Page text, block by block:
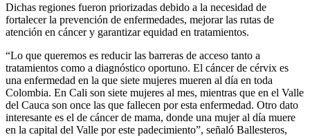
Dichas regiones fueron priorizadas debido a la necesidad de
fortalecer la prevención de enfermedades, mejorar las rutas de
atención en cáncer y garantizar equidad en tratamientos.
“Lo que queremos es reducir las barreras de acceso tanto a
tratamientos como a diagnóstico oportuno. El cáncer de cérvix es
una enfermedad en la que siete mujeres mueren al día en toda
Colombia. En Cali son siete mujeres al mes, mientras que en el Valle
del Cauca son once las que fallecen por esta enfermedad. Otro dato
interesante es el de cáncer de mama, donde una mujer al día muere
en la capital del Valle por este padecimiento”, señaló Ballesteros,